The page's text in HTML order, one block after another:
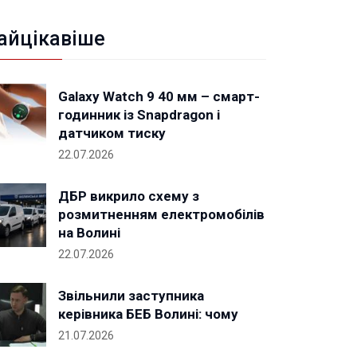
Galaxy Watch 9 40 мм – смарт-
годинник із Snapdragon і
датчиком тиску
22.07.2026
ДБР викрило схему з
розмитненням електромобілів
на Волині
22.07.2026
Звільнили заступника
керівника БЕБ Волині: чому
21.07.2026